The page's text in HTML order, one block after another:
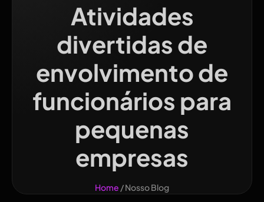
Atividades
divertidas de
envolvimento de
funcionários para
pequenas
empresas
Home / Nosso Blog